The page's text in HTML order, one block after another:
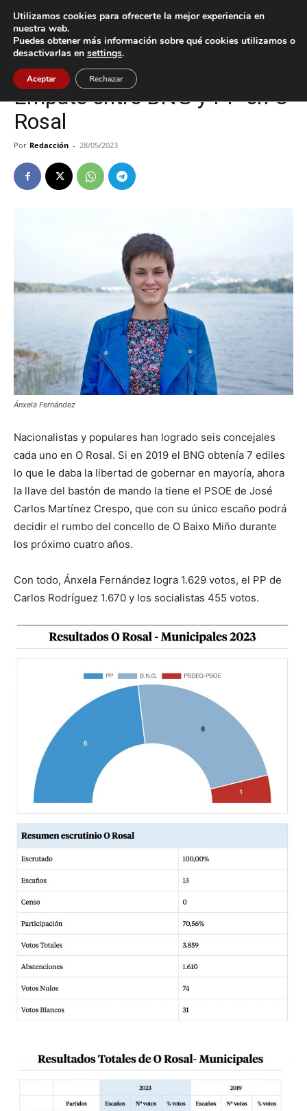
Inicio O Rosal
O Rosal Política
Empate entre BNG y PP en O
Rosal
Por Redacción - 28/05/2023
Ánxela Fernández
Nacionalistas y populares han logrado seis concejales
cada uno en O Rosal. Si en 2019 el BNG obtenía 7 ediles
lo que le daba la libertad de gobernar en mayoría, ahora
la llave del bastón de mando la tiene el PSOE de José
Carlos Martínez Crespo, que con su único escaño podrá
decidir el rumbo del concello de O Baixo Miño durante
los próximo cuatro años.
Con todo, Ánxela Fernández logra 1.629 votos, el PP de
Carlos Rodríguez 1.670 y los socialistas 455 votos.
Utilizamos cookies para ofrecerte la mejor experiencia en
nuestra web.
Puedes obtener más información sobre qué cookies utilizamos o
desactivarlas en settings.
Aceptar Rechazar